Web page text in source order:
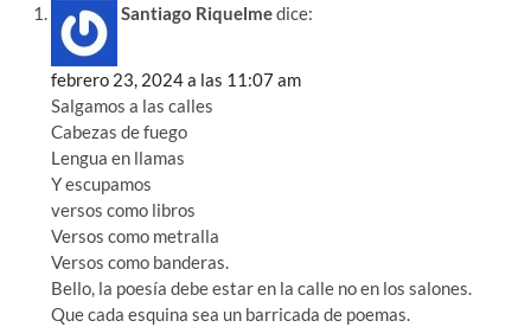
Santiago Riquelmedice:
febrero 23, 2024 a las 11:07 am
Salgamos a las calles
Cabezas de fuego
Lengua en llamas
Y escupamos
versos como libros
Versos como metralla
Versos como banderas.
Bello, la poesía debe estar en la calle no en los salones.
Que cada esquina sea un barricada de poemas.